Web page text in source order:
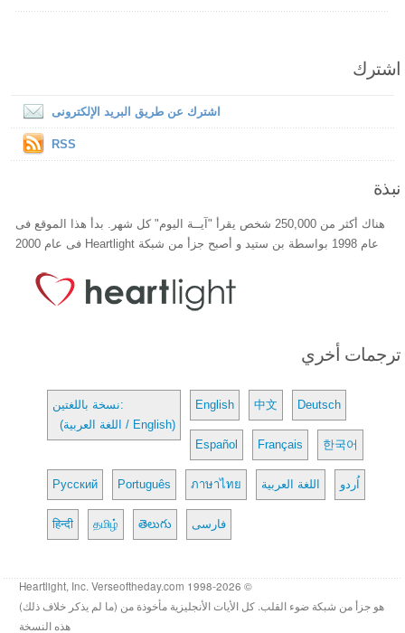
اشترك
اشترك عن طريق البريد الإلكترونى
RSS
نبذة
هناك أكثر من 250,000 شخص يقرأ "آيــة اليوم" كل شهر. بدأ هذا الموقع فى
عام 1998 بواسطة بن ستيد و أصبح جزأ من شبكة Heartlight فى عام 2000
ترجمات أخري
نسخة باللغتين:
(اللغة العربية / English)
English 中文 Deutsch
Español Français 한국어
Русский Português ภาษาไทย اللغة العربية اُردو
हिन्दी தமிழ் తెలుగు فارسی
© 1998-2026 Heartlight, Inc. Verseoftheday.com
هو جزأ من شبكة ضوء القلب. كل الأيات الأنجليزية مأخوذة من (ما لم يذكر خلاف ذلك)
هذه النسخة